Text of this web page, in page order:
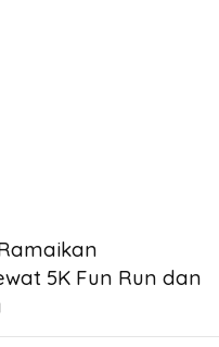
5K Fun Run dan